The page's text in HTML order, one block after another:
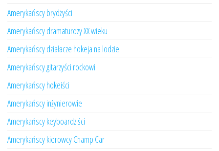
Amerykańscy brydżyści
Amerykańscy dramaturdzy XX wieku
Amerykańscy działacze hokeja na lodzie
Amerykańscy gitarzyści rockowi
Amerykańscy hokeiści
Amerykańscy inżynierowie
Amerykańscy keyboardziści
Amerykańscy kierowcy Champ Car